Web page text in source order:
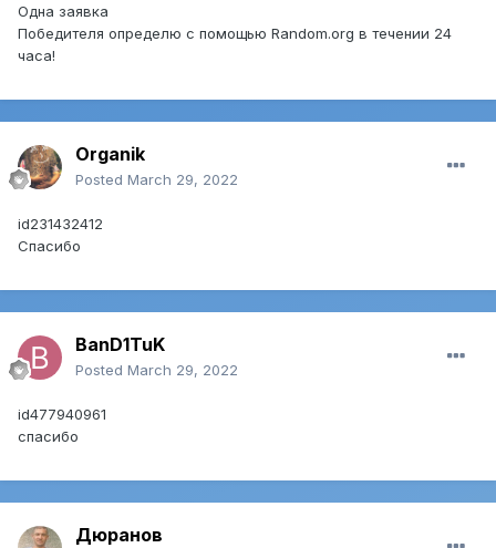
Одна заявка
Победителя определю с помощью Random.org в течении 24
часа!
Organik
Posted March 29, 2022
id231432412
Спасибо
BanD1TuK
Posted March 29, 2022
id477940961
cпасибо
Дюранов